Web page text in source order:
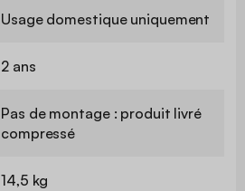
Usage domestique uniquement
2 ans
Pas de montage : produit livré
compressé
14,5 kg